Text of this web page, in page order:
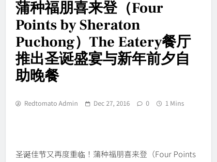
蒲种福朋喜来登（Four
Points by Sheraton
Puchong）The Eatery餐厅
推出圣诞盛宴与新年前夕自
助晚餐
Redtomato Admin Dec 27, 2016 0 1 Mins
圣诞佳节又再度重临！蒲种福朋喜来登（Four Points